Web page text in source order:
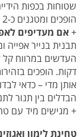
הופכים ומטגנים כ-2 דקות נוספות. מוציאים לנייר סופג.
+אם מעדיפים
תבנית בנייר
אותן מדי – כדאי
הבדלים בין תנור
+ מגישים מיד עם
טחינת לימון